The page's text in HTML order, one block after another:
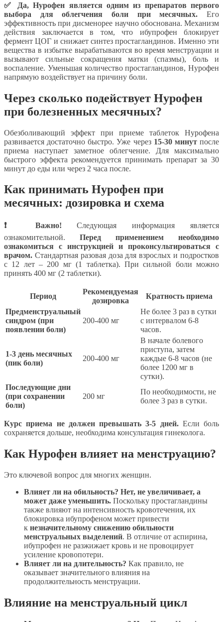
✅ Да, Нурофен является одним из препаратов первого
выбора для облегчения боли при месячных. Его
эффективность при дисменорее научно обоснована. Механизм
действия заключается в том, что ибупрофен блокирует
фермент ЦОГ и снижает синтез простагландинов. Именно эти
вещества в избытке вырабатываются во время менструации и
вызывают сильные сокращения матки (спазмы), боль и
воспаление. Уменьшая количество простагландинов, Нурофен
напрямую воздействует на причину боли.
Через сколько подействует Нурофен
при болезненных месячных?
Обезболивающий эффект при приеме таблеток Нурофена
развивается достаточно быстро. Уже через 15-30 минутпосле
приема наступает заметное облегчение. Для максимально
быстрого эффекта рекомендуется принимать препарат за 30
минут до еды или через 2 часа после.
Как принимать Нурофен при
месячных: дозировка и схема
❗ Важно! Следующая информация является
ознакомительной. Перед применением необходимо
ознакомиться с инструкцией и проконсультироваться с
врачом. Стандартная разовая доза для взрослых и подростков
с 12 лет – 200 мг (1 таблетка). При сильной боли можно
принять 400 мг (2 таблетки).
Период
Рекомендуемая
дозировка
Кратность приема
Предменструальный
синдром (при
появлении боли)
200-400 мг
Не более 3 раз в сутки
с интервалом 6-8
часов.
1-3 день месячных
(пик боли)
200-400 мг
В начале болевого
приступа, затем
каждые 6-8 часов (не
более 1200 мг в
сутки).
Последующие дни
(при сохранении
боли)
200 мг
По необходимости, не
более 3 раз в сутки.
Курс приема не должен превышать 3-5 дней.Если боль
сохраняется дольше, необходима консультация гинеколога.
Как Нурофен влияет на менструацию?
Это ключевой вопрос для многих женщин.
Влияет ли на обильность? Нет, не увеличивает, а
может даже уменьшить. Поскольку простагландины
также влияют на интенсивность кровотечения, их
блокировка ибупрофеном может привести
к незначительному снижению обильности
менструальных выделений. В отличие от аспирина,
ибупрофен не разжижает кровь и не провоцирует
усиление кровопотери.
Влияет ли на длительность? Как правило, не
оказывает значительного влияния на
продолжительность менструации.
Влияние на менструальный цикл